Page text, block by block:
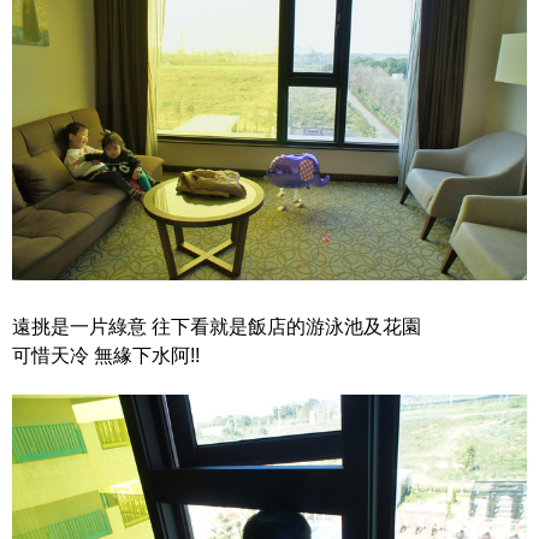
遠挑是一片綠意 往下看就是飯店的游泳池及花園
可惜天冷 無緣下水阿!!